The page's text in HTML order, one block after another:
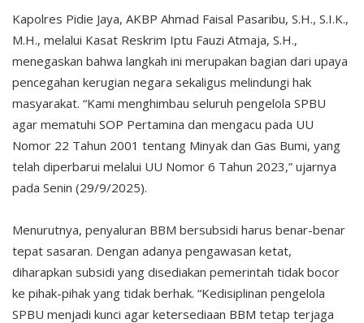
Kapolres Pidie Jaya, AKBP Ahmad Faisal Pasaribu, S.H., S.I.K.,
M.H., melalui Kasat Reskrim Iptu Fauzi Atmaja, S.H.,
menegaskan bahwa langkah ini merupakan bagian dari upaya
pencegahan kerugian negara sekaligus melindungi hak
masyarakat. “Kami menghimbau seluruh pengelola SPBU
agar mematuhi SOP Pertamina dan mengacu pada UU
Nomor 22 Tahun 2001 tentang Minyak dan Gas Bumi, yang
telah diperbarui melalui UU Nomor 6 Tahun 2023,” ujarnya
pada Senin (29/9/2025).
Menurutnya, penyaluran BBM bersubsidi harus benar-benar
tepat sasaran. Dengan adanya pengawasan ketat,
diharapkan subsidi yang disediakan pemerintah tidak bocor
ke pihak-pihak yang tidak berhak. “Kedisiplinan pengelola
SPBU menjadi kunci agar ketersediaan BBM tetap terjaga